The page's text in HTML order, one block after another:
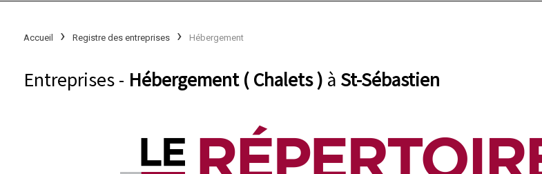
Accueil Registre des entreprises Hébergement
Entreprises - Hébergement ( Chalets ) à St-Sébastien